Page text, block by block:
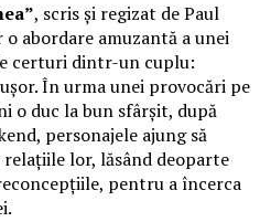
, scris și regizat de Paul
abordare amuzantă a unei
certuri dintr-un cuplu:
În urma unei provocări pe
o duc la bun sfârșit, după
personajele ajung să
lor, lăsând deoparte
pentru a încerca